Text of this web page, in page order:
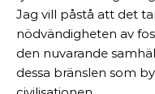
Jag vill påstå att det
nödvändigheten av
den nuvarande
dessa bränslen som